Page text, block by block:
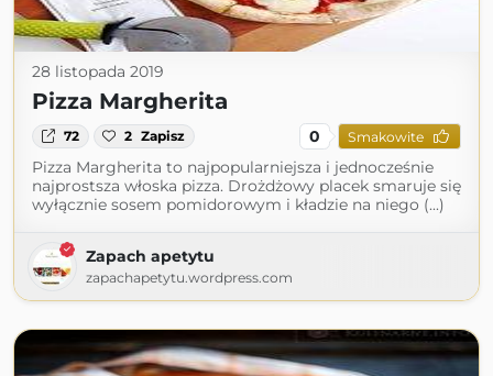
28 listopada 2019
Pizza Margherita
72 2 Zapisz 0 Smakowite
Pizza Margherita to najpopularniejsza i jednocześnie
najprostsza włoska pizza. Drożdżowy placek smaruje się
wyłącznie sosem pomidorowym i kładzie na niego (...)
Zapach apetytu
zapachapetytu.wordpress.com